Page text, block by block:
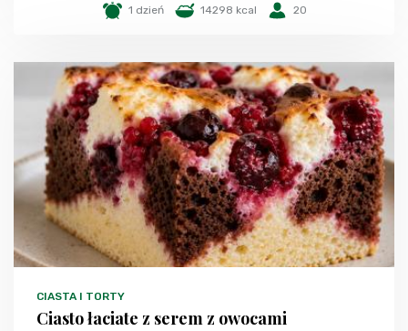
1 dzień 14298 kcal 20
CIASTA I TORTY
Ciasto łaciate z serem z owocami